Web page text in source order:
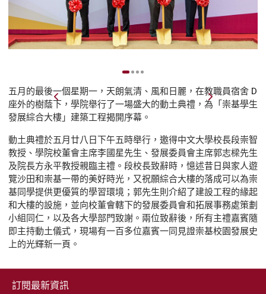
五月的最後一個星期一，天朗氣清、風和日麗，在教職員宿舍 D
座外的樹蔭下，學院舉行了一場盛大的動土典禮，為「崇基學生
發展綜合大樓」建築工程揭開序幕。
動土典禮於五月廿八日下午五時舉行，邀得中文大學校長段崇智
教授、學院校董會主席李國星先生、發展委員會主席郭志樑先生
及院長方永平教授親臨主禮。段校長致辭時，憶述昔日與家人遊
覽沙田和崇基一帶的美好時光，又祝願綜合大樓的落成可以為崇
基同學提供更優質的學習環境；郭先生則介紹了建設工程的緣起
和大樓的設施，並向校董會轄下的發展委員會和拓展事務處策劃
小組同仁，以及各大學部門致謝。兩位致辭後，所有主禮嘉賓隨
即主持動土儀式，現場有一百多位嘉賓一同見證崇基校園發展史
上的光輝新一頁。
訂閱最新資訊